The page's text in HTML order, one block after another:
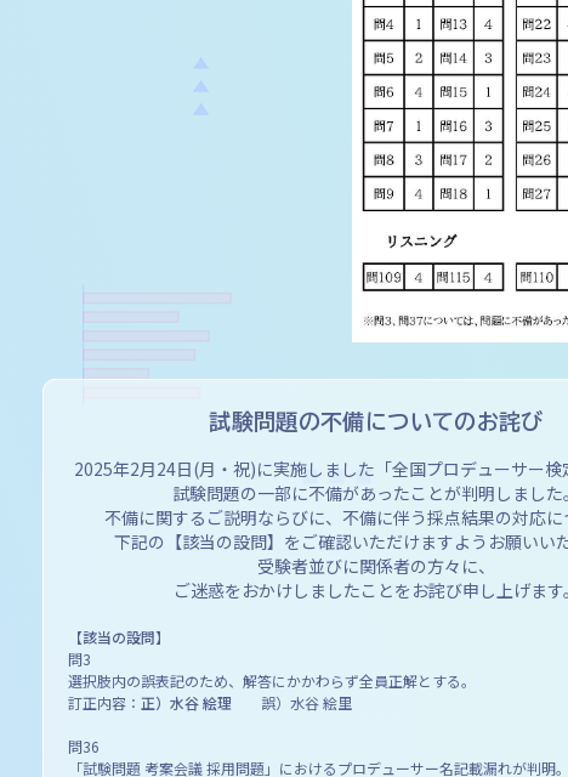
試験問題の不備についてのお詫び
2025年2月24日(月・祝)に実施しました 「全国プロデューサー検
試験問題の一部に不備があったことが判明しました。
不備に関するご説明ならびに、不備に伴う採点結果の対応に
下記の【該当の設問】をご確認いただけますようお願いい
受験者並びに関係者の方々に、
ご迷惑をおかけしましたことをお詫び申し上げます。
【該当の設問】
問3
選択肢内の誤表記のため、解答にかかわらず全員正解とする。
訂正内容： 正）水谷 絵理 誤）水谷 絵里
問36
「試験問題 考案会議 採用問題」におけるプロデューサー名記載漏れが判明。